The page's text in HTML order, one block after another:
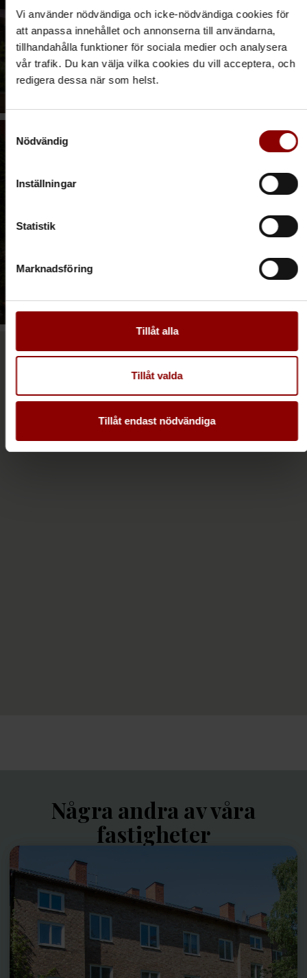
Vi använder nödvändiga och icke-nödvändiga cookies för
att anpassa innehållet och annonserna till användarna,
tillhandahålla funktioner för sociala medier och analysera
vår trafik. Du kan välja vilka cookies du vill acceptera, och
redigera dessa när som helst.
Nödvändig
Inställningar
Statistik
Marknadsföring
Tillåt alla
Tillåt valda
Tillåt endast nödvändiga
Några andra av våra
fastigheter